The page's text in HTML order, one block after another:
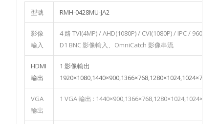
型號 RMH-0428MU-JA2
影像
輸入
4 路 TVI(4MP) / AHD(1080P) / CVI(1080P) / IPC / 960H /
D1 BNC 影像輸入、OmniCatch 影像串流
HDMI
輸出
1 影像輸出
1920×1080,1440×900,1366×768,1280×1024,1024×768
VGA
輸出
1 VGA 輸出 : 1440×900,1366×768,1280×1024,1024×768